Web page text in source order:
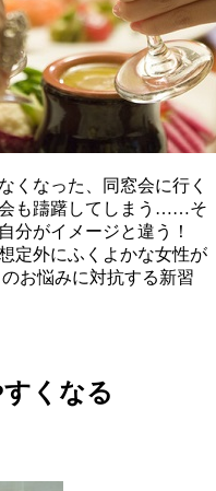
くなった、同窓会に行く
も躊躇してしまう……そ
分がイメージと違う！
定外にふくよかな女性が
お悩みに対抗する新習
くなる